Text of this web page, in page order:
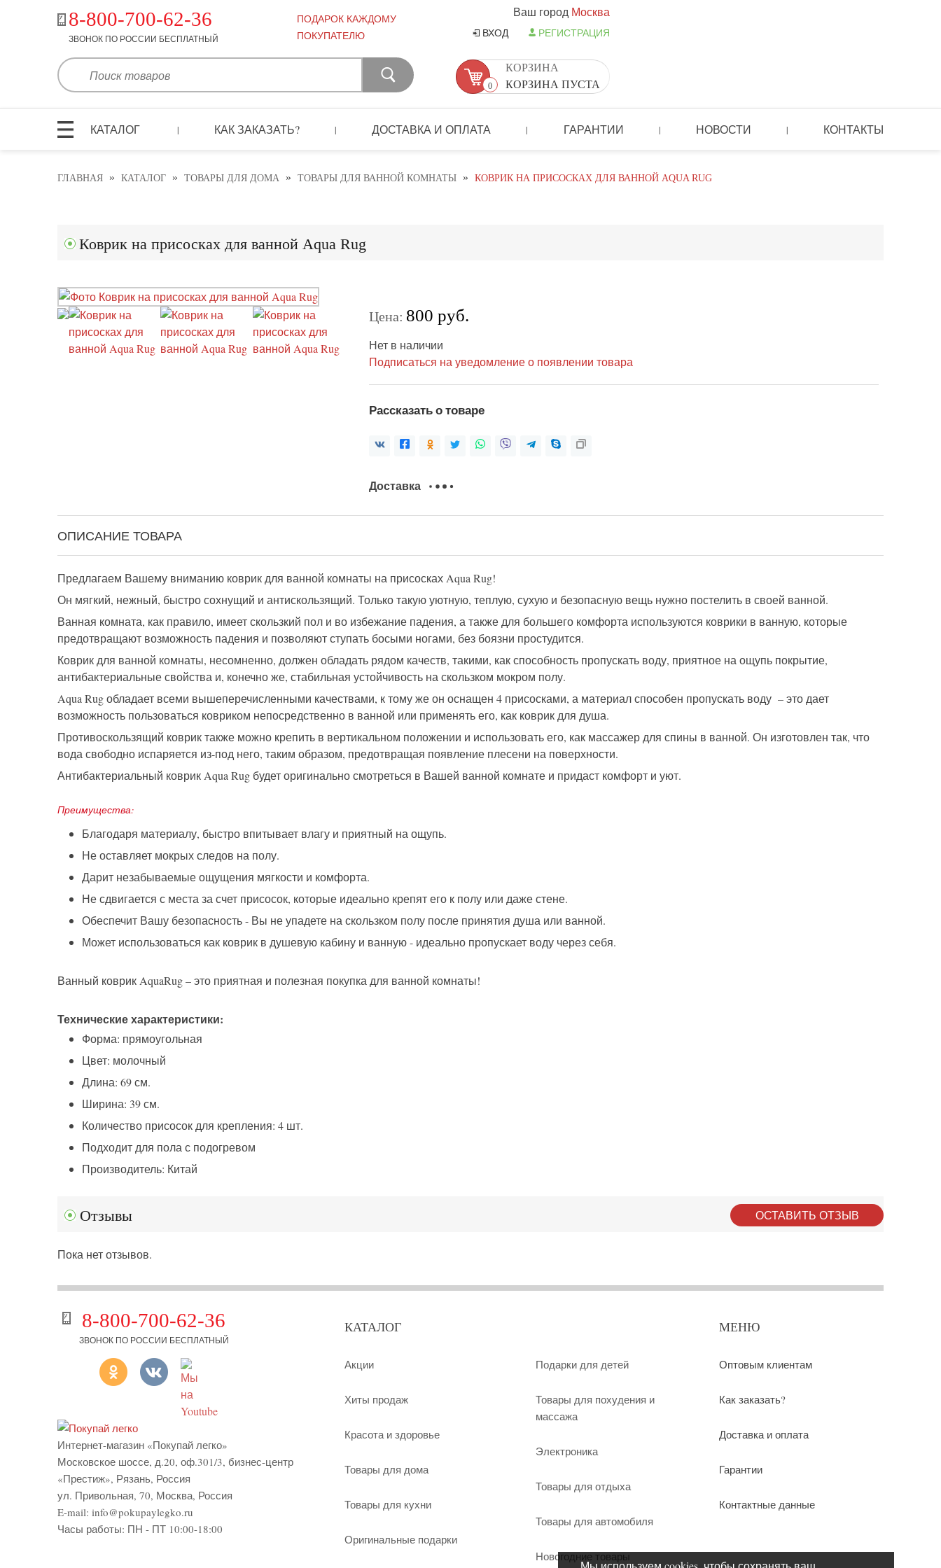
8-800-700-62-36
ЗВОНОК ПО РОССИИ БЕСПЛАТНЫЙ
ПОДАРОК КАЖДОМУ
ПОКУПАТЕЛЮ
Ваш город Москва
ВХОД РЕГИСТРАЦИЯ
0
КОРЗИНА
КОРЗИНА ПУСТА
КАТАЛОГ | КАК ЗАКАЗАТЬ? | ДОСТАВКА И ОПЛАТА | ГАРАНТИИ | НОВОСТИ | КОНТАКТЫ
ГЛАВНАЯ » КАТАЛОГ » ТОВАРЫ ДЛЯ ДОМА » ТОВАРЫ ДЛЯ ВАННОЙ КОМНАТЫ » КОВРИК НА ПРИСОСКАХ ДЛЯ ВАННОЙ AQUA RUG
Коврик на присосках для ванной Aqua Rug
Цена: 800 руб.
Нет в наличии
Подписаться на уведомление о появлении товара
Рассказать о товаре
Доставка
ОПИСАНИЕ ТОВАРА
Предлагаем Вашему вниманию коврик для ванной комнаты на присосках Aqua Rug!
Он мягкий, нежный, быстро сохнущий и антискользящий. Только такую уютную, теплую, сухую и безопасную вещь нужно постелить в своей ванной.
Ванная комната, как правило, имеет скользкий пол и во избежание падения, а также для большего комфорта используются коврики в ванную, которые
предотвращают возможность падения и позволяют ступать босыми ногами, без боязни простудится.
Коврик для ванной комнаты, несомненно, должен обладать рядом качеств, такими, как способность пропускать воду, приятное на ощупь покрытие,
антибактериальные свойства и, конечно же, стабильная устойчивость на скользком мокром полу.
Aqua Rug обладает всеми вышеперечисленными качествами, к тому же он оснащен 4 присосками, а материал способен пропускать воду – это дает
возможность пользоваться ковриком непосредственно в ванной или применять его, как коврик для душа.
Противоскользящий коврик также можно крепить в вертикальном положении и использовать его, как массажер для спины в ванной. Он изготовлен так, что
вода свободно испаряется из-под него, таким образом, предотвращая появление плесени на поверхности.
Антибактериальный коврик Aqua Rug будет оригинально смотреться в Вашей ванной комнате и придаст комфорт и уют.
Преимущества:
Благодаря материалу, быстро впитывает влагу и приятный на ощупь.
Не оставляет мокрых следов на полу.
Дарит незабываемые ощущения мягкости и комфорта.
Не сдвигается с места за счет присосок, которые идеально крепят его к полу или даже стене.
Обеспечит Вашу безопасность - Вы не упадете на скользком полу после принятия душа или ванной.
Может использоваться как коврик в душевую кабину и ванную - идеально пропускает воду через себя.
Ванный коврик AquaRug – это приятная и полезная покупка для ванной комнаты!
Технические характеристики:
Форма: прямоугольная
Цвет: молочный
Длина: 69 см.
Ширина: 39 см.
Количество присосок для крепления: 4 шт.
Подходит для пола с подогревом
Производитель: Китай
Отзывы ОСТАВИТЬ ОТЗЫВ
Пока нет отзывов.
8-800-700-62-36
ЗВОНОК ПО РОССИИ БЕСПЛАТНЫЙ
Интернет-магазин «Покупай легко»
Московское шоссе, д.20, оф.301/3, бизнес-центр
«Престиж», Рязань, Россия
ул. Привольная, 70, Москва, Россия
E-mail: info@pokupaylegko.ru
Часы работы: ПН - ПТ 10:00-18:00
КАТАЛОГ
Акции
Хиты продаж
Красота и здоровье
Товары для дома
Товары для кухни
Оригинальные подарки
Подарки для детей
Товары для похудения и
массажа
Электроника
Товары для отдыха
Товары для автомобиля
Новогодние товары
МЕНЮ
Оптовым клиентам
Как заказать?
Доставка и оплата
Гарантии
Контактные данные